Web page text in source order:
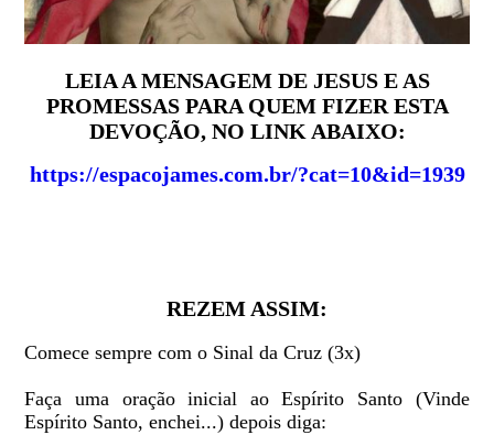
LEIA A MENSAGEM DE JESUS E AS
PROMESSAS PARA QUEM FIZER ESTA
DEVOÇÃO, NO LINK ABAIXO:
https://espacojames.com.br/?cat=10&id=1939
REZEM ASSIM:
Comece sempre com o Sinal da Cruz (3x)
Faça uma oração inicial ao Espírito Santo (Vinde
Espírito Santo, enchei...) depois diga: